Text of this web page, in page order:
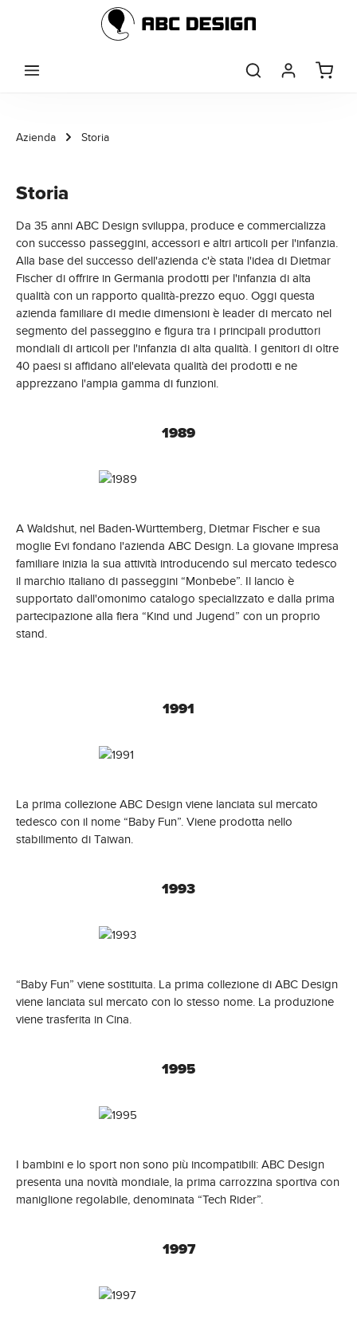
Passa al contenuto principale
Azienda Storia
Storia
Da 35 anni ABC Design sviluppa, produce e commercializza
con successo passeggini, accessori e altri articoli per l'infanzia.
Alla base del successo dell'azienda c'è stata l'idea di Dietmar
Fischer di offrire in Germania prodotti per l'infanzia di alta
qualità con un rapporto qualità-prezzo equo. Oggi questa
azienda familiare di medie dimensioni è leader di mercato nel
segmento del passeggino e figura tra i principali produttori
mondiali di articoli per l'infanzia di alta qualità. I genitori di oltre
40 paesi si affidano all'elevata qualità dei prodotti e ne
apprezzano l'ampia gamma di funzioni.
1989
A Waldshut, nel Baden-Württemberg, Dietmar Fischer e sua
moglie Evi fondano l'azienda ABC Design. La giovane impresa
familiare inizia la sua attività introducendo sul mercato tedesco
il marchio italiano di passeggini “Monbebe”. Il lancio è
supportato dall'omonimo catalogo specializzato e dalla prima
partecipazione alla fiera “Kind und Jugend” con un proprio
stand.
1991
La prima collezione ABC Design viene lanciata sul mercato
tedesco con il nome “Baby Fun”. Viene prodotta nello
stabilimento di Taiwan.
1993
“Baby Fun” viene sostituita. La prima collezione di ABC Design
viene lanciata sul mercato con lo stesso nome. La produzione
viene trasferita in Cina.
1995
I bambini e lo sport non sono più incompatibili: ABC Design
presenta una novità mondiale, la prima carrozzina sportiva con
maniglione regolabile, denominata “Tech Rider”.
1997